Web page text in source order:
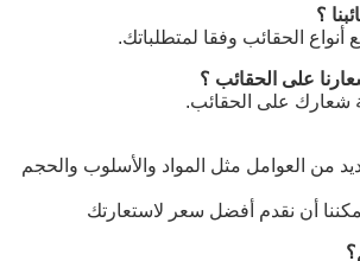
أنواع الحقائب وفقا لمتطلباتك.
شعارك على الحقائب.
من العوامل مثل المواد والأسلوب والحجم
أن نقدم أفضل سعر لاستعارتك